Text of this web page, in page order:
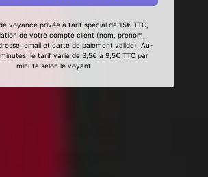
voyance privée à tarif spécial de 15€ TTC,
de votre compte client (nom, prénom,
email et carte de paiement valide). Au-
le tarif varie de 3,5€ à 9,5€ TTC par
minute selon le voyant.